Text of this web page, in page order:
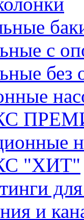
с
без
"ХИТ"
и